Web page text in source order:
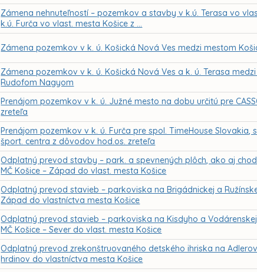
Zámena nehnuteľností – pozemkov a stavby v k.ú. Terasa vo
k.ú. Furča vo vlast. mesta Košice z ...
Zámena pozemkov v k. ú. Košická Nová Ves medzi mestom
Zámena pozemkov v k. ú. Košická Nová Ves a k. ú. Terasa
Rudofom Nagyom
Prenájom pozemkov v k. ú. Južné mesto na dobu určitú pre
zreteľa
Prenájom pozemkov v k. ú. Furča pre spol. TimeHouse Slovakia,
šport. centra z dôvodov hod.os. zreteľa
Odplatný prevod stavby – park. a spevnených plôch, ako aj
MČ Košice – Západ do vlast. mesta Košice
Odplatný prevod stavieb – parkoviska na Brigádnickej a
Západ do vlastníctva mesta Košice
Odplatný prevod stavieb – parkoviska na Kisdyho a Vodárenskej
MČ Košice – Sever do vlast. mesta Košice
Odplatný prevod zrekonštruovaného detského ihriska na
hrdinov do vlastníctva mesta Košice